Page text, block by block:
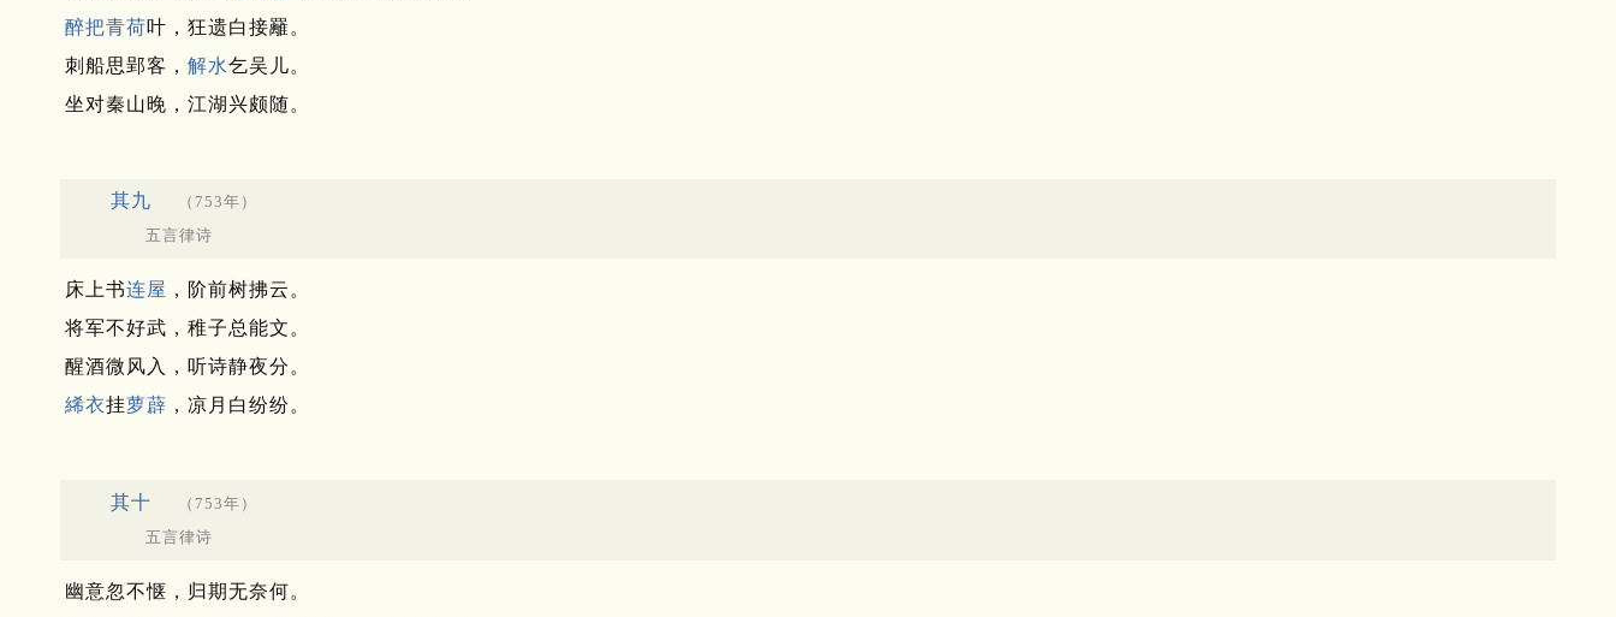
醉把青荷叶，狂遗白接䍦。
刺船思郢客， 解水乞吴儿。
坐对秦山晚，江湖兴颇随。
其九
（753年）
五言律诗
床上书连屋 ，阶前树拂云。
将军不好武，稚子总能文。
醒酒微风入，听诗静夜分。
絺衣挂萝薜 ，凉月白纷纷。
其十
（753年）
五言律诗
幽意忽不惬，归期无奈何。